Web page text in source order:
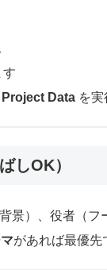
Project Data を実
しOK）
景）、役者（
があれば最優